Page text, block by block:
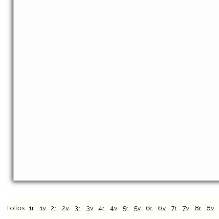
Folios: 1r 1v 2r 2v 3r 3v 4r 4v 5r 5v 6r 6v 7r 7v 8r 8v